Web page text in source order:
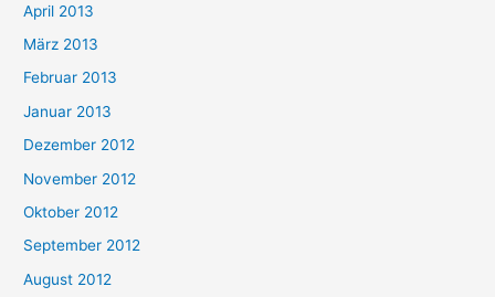
April 2013
März 2013
Februar 2013
Januar 2013
Dezember 2012
November 2012
Oktober 2012
September 2012
August 2012